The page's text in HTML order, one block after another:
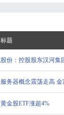
题
份：控股股东汉河集
务器概念震荡走高 金
金股ETF涨超4%